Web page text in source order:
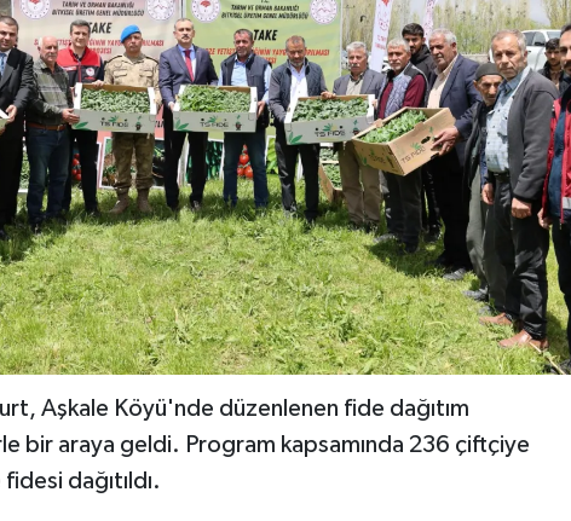
Aşkale Köyü'nde düzenlenen fide dağıtım
bir araya geldi. Program kapsamında 236 çiftçiye
dağıtıldı.